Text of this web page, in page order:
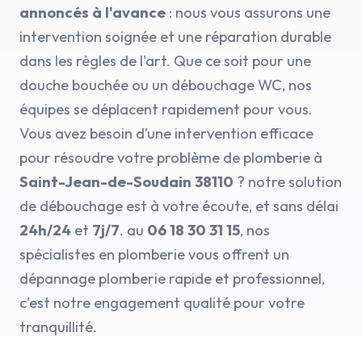
annoncés à l'avance : nous vous assurons une
intervention soignée et une réparation durable
dans les règles de l'art. Que ce soit pour une
douche bouchée ou un débouchage WC, nos
équipes se déplacent rapidement pour vous.
Vous avez besoin d’une intervention efficace
pour résoudre votre problème de plomberie à
Saint-Jean-de-Soudain 38110 ? notre solution
de débouchage est à votre écoute, et sans délai
24h/24 et 7j/7. au 06 18 30 31 15, nos
spécialistes en plomberie vous offrent un
dépannage plomberie rapide et professionnel,
c'est notre engagement qualité pour votre
tranquillité.